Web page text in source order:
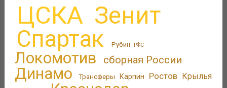
ЦСКА Зенит
Спартак Рубин РФС
Локомотив сборная России
Динамо Трансферы Карпин Ростов Крылья